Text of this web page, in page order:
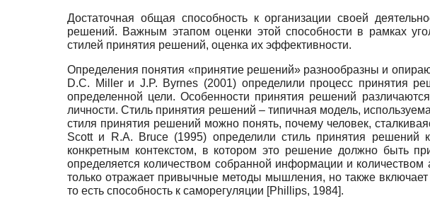
Достаточная общая способность к организации своей
решений. Важным этапом оценки этой способности в рамках
стилей принятия решений, оценка их эффективности.
Определения понятия «принятие решений» разнообразны и
D.C. Miller и J.P. Byrnes (2001) определили процесс принятия
определенной цели. Особенности принятия решений
личности. Стиль принятия решений – типичная модель,
стиля принятия решений можно понять, почему человек,
Scott и R.A. Bruce (1995) определили стиль принятия решений
конкретным контекстом, в котором это решение должно быть
определяется количеством собранной информации и
только отражает привычные методы мышления, но также
то есть способность к саморегуляции [Phillips, 1984].